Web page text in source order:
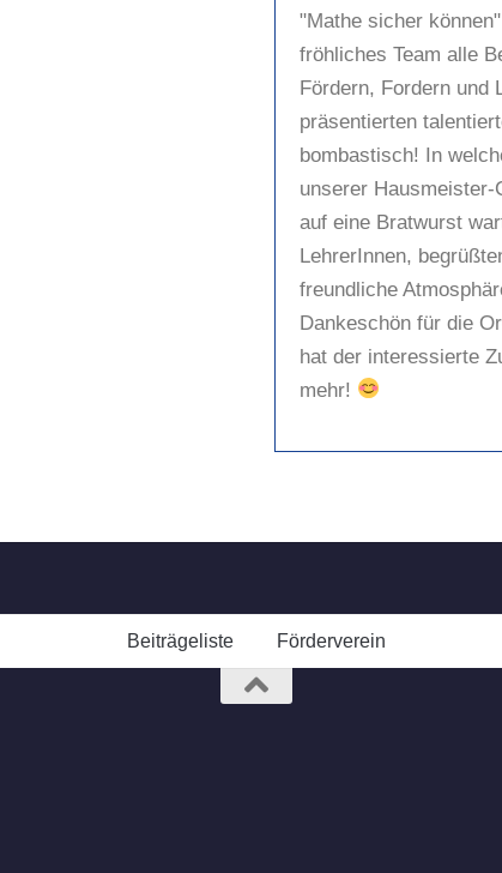
"Mathe sicher
fröhliches Team alle
Fördern, Fordern und
präsentierten
bombastisch! In
unserer Hausmeister-
auf eine Bratwurst
LehrerInnen,
freundliche
Dankeschön für die
hat der interessierte
mehr!
Beiträgeliste Förderverein